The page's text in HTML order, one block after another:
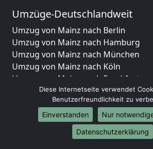
Umzüge-Deutschlandweit
Umzug von Mainz nach Berlin
Umzug von Mainz nach Hamburg
Umzug von Mainz nach München
Umzug von Mainz nach Köln
Umzug von Mainz nach Frankfurt am
Umzug von Mainz nach Stuttgart
Umzug von Mainz nach Düsseldorf
Umzug von Mainz nach Leipzig
Umzug von Mainz nach Dortmund
Umzug von Mainz nach Essen
Diese Internetseite verwendet
Benutzerfreundlichkeit zu
Einverstanden
Nur
Datenschutzerklärung